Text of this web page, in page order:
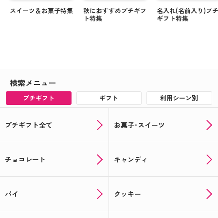
スイーツ＆お菓子特集
秋におすすめプチギフ
ト特集
名入れ(名前入り)プチ
ギフト特集
検索メニュー
プチギフト ギフト 利用シーン別
プチギフト全て お菓子･スイーツ
チョコレート キャンディ
パイ クッキー